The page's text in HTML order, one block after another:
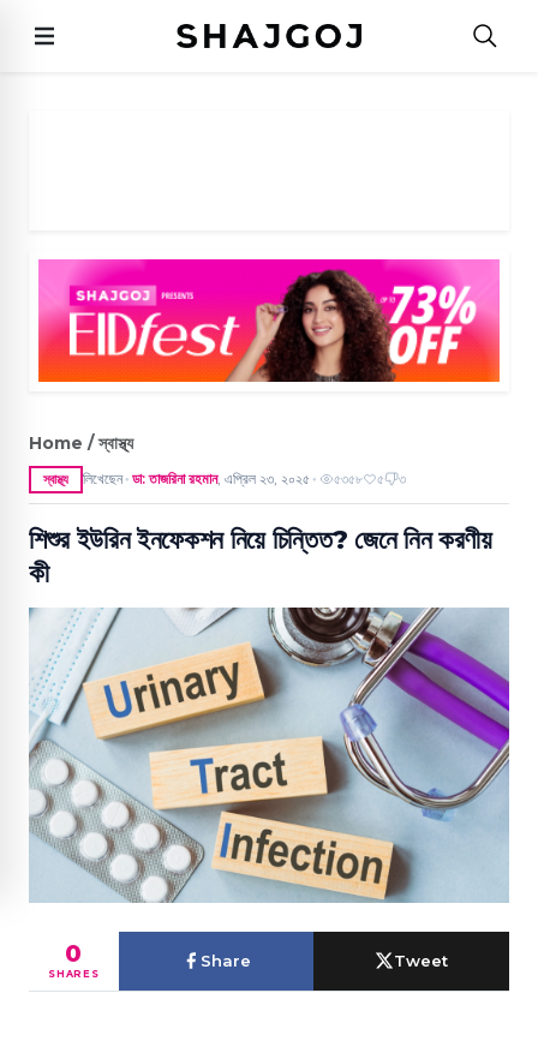
Home / স্বাস্থ্য
স্বাস্থ্য লিখেছেন ● ডা: তাজরিনা রহমান,এপ্রিল ২৩, ২০২৫ ● ৫৩৫৮ ৫ ৩
শিশুর ইউরিন ইনফেকশন নিয়ে চিন্তিত? জেনে নিন করণীয়
কী
0
SHARES
Share Tweet